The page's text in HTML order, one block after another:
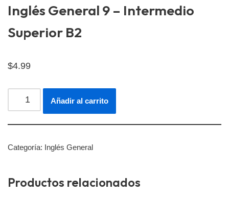
Inglés General 9 – Intermedio
Superior B2
$4.99
Añadir al carrito
Categoría: Inglés General
Productos relacionados